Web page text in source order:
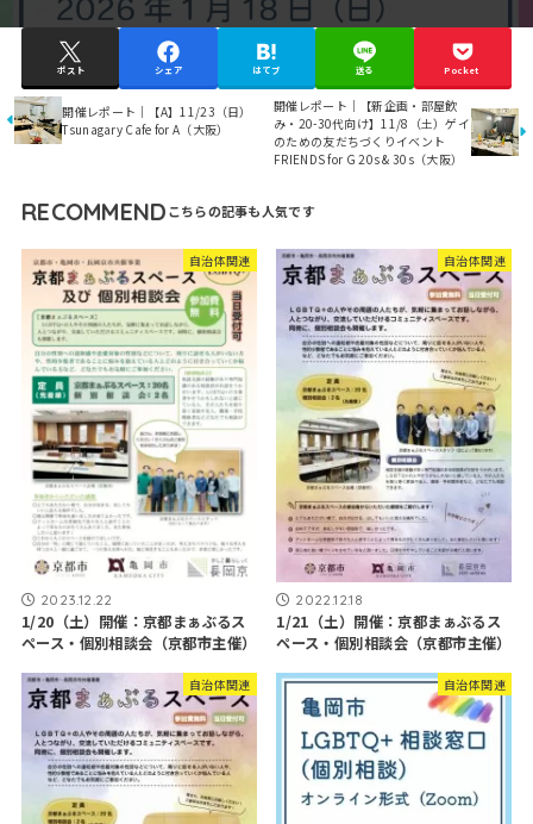
ポスト シェア はてブ 送る Pocket
開催レポート｜【A】11/23（日）
Tsunagary Cafe for A（大阪）
開催レポート｜【新企画・部屋飲
み・20-30代向け】11/8（土）ゲイ
のための友だちづくりイベント
FRIENDS for G 20s & 30s（大阪）
RECOMMEND
自治体関連
2023.12.22
1/20（土）開催：京都まぁぶるス
ペース・個別相談会（京都市主催）
自治体関連
2022.12.18
1/21（土）開催：京都まぁぶるス
ペース・個別相談会（京都市主催）
自治体関連 自治体関連